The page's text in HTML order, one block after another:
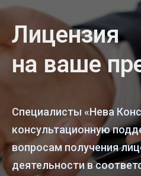
Лицензия
на ваше
Специалисты «Нева
консультационную
вопросам получения
деятельности в